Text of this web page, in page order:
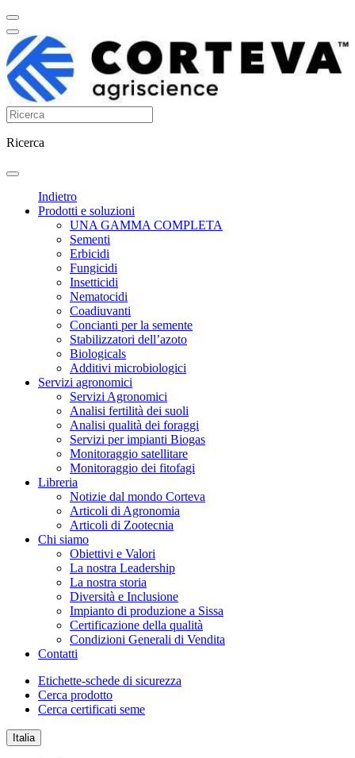
Ricerca
Indietro
Prodotti e soluzioni
UNA GAMMA COMPLETA
Sementi
Erbicidi
Fungicidi
Insetticidi
Nematocidi
Coadiuvanti
Concianti per la semente
Stabilizzatori dell’azoto
Biologicals
Additivi microbiologici
Servizi agronomici
Servizi Agronomici
Analisi fertilità dei suoli
Analisi qualità dei foraggi
Servizi per impianti Biogas
Monitoraggio satellitare
Monitoraggio dei fitofagi
Libreria
Notizie dal mondo Corteva
Articoli di Agronomia
Articoli di Zootecnia
Chi siamo
Obiettivi e Valori
La nostra Leadership
La nostra storia
Diversità e Inclusione
Impianto di produzione a Sissa
Certificazione della qualità
Condizioni Generali di Vendita
Contatti
Etichette-schede di sicurezza
Cerca prodotto
Cerca certificati seme
Italia